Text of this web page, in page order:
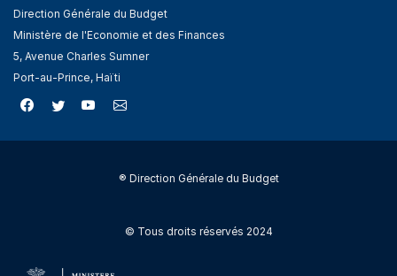
Direction Générale du Budget
Ministère de l'Economie et des Finances
5, Avenue Charles Sumner
Port-au-Prince, Haïti
® Direction Générale du Budget
© Tous droits réservés 2024